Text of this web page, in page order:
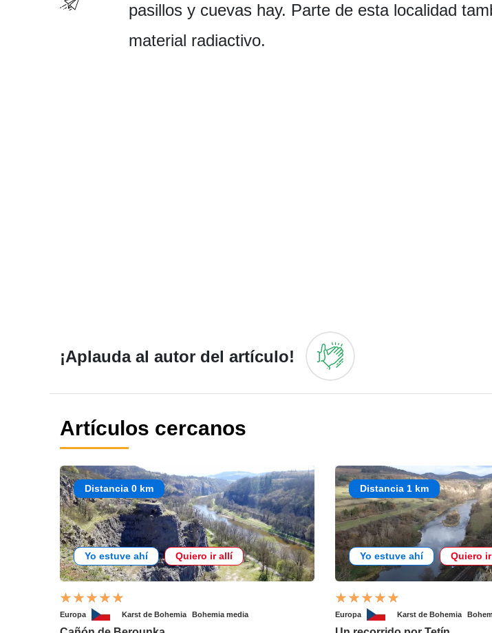
pasillos y cuevas hay. Parte de esta localidad
material radiactivo.
¡Aplauda al autor del artículo!
Artículos cercanos
Distancia 0 km
Yo estuve ahí Quiero ir allí
Europa Karst de Bohemia Bohemia media
Distancia 1 km
Yo estuve ahí Quiero
Europa Karst de Bohemia